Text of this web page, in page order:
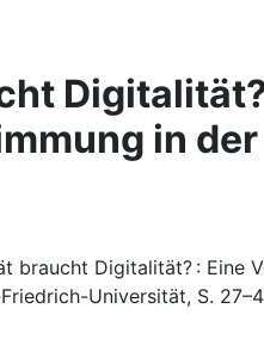
in
braucht Digitalität? : Eine
Universität, S.